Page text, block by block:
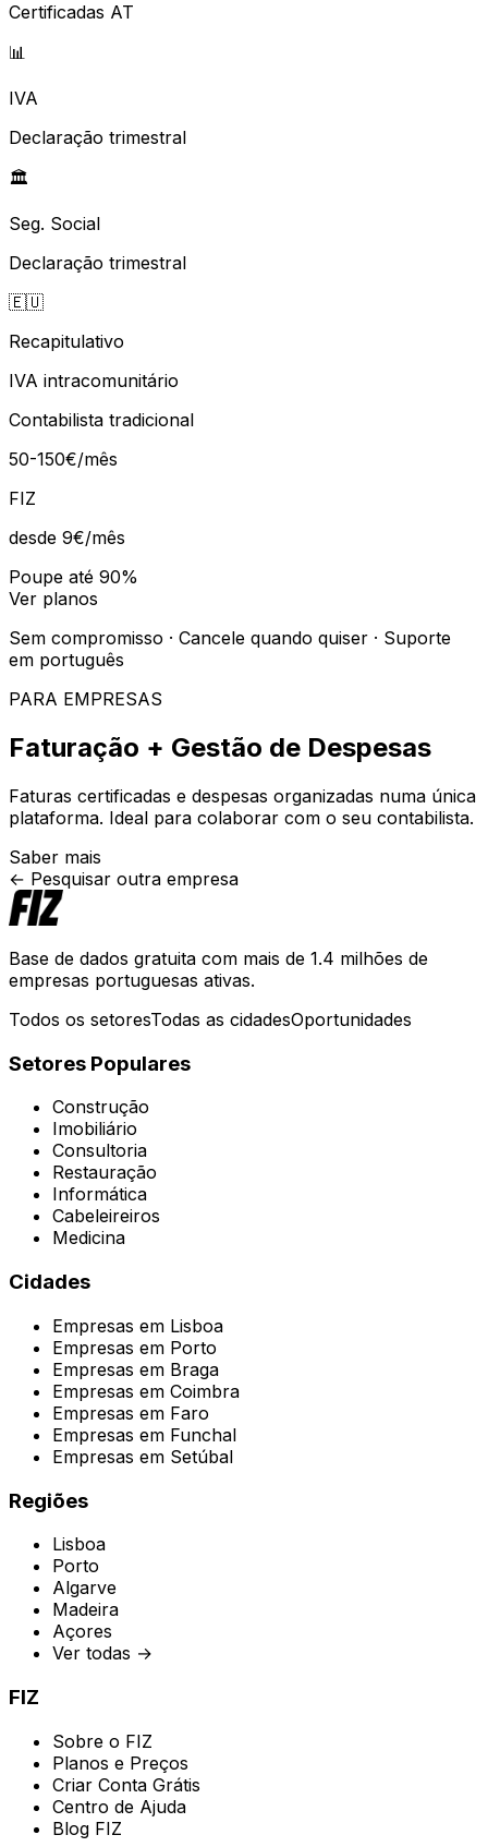
Certificadas AT
📊
IVA
Declaração trimestral
🏛️
Seg. Social
Declaração trimestral
🇪🇺
Recapitulativo
IVA intracomunitário
Contabilista tradicional
50-150€/mês
FIZ
desde 9€/mês
Poupe até 90%
Ver planos
Sem compromisso · Cancele quando quiser · Suporte
em português
PARA EMPRESAS
Faturação + Gestão de Despesas
Faturas certificadas e despesas organizadas numa única
plataforma. Ideal para colaborar com o seu contabilista.
Saber mais
← Pesquisar outra empresa
Base de dados gratuita com mais de 1.4 milhões de
empresas portuguesas ativas.
Todos os setoresTodas as cidadesOportunidades
Setores Populares
Construção
Imobiliário
Consultoria
Restauração
Informática
Cabeleireiros
Medicina
Cidades
Empresas em Lisboa
Empresas em Porto
Empresas em Braga
Empresas em Coimbra
Empresas em Faro
Empresas em Funchal
Empresas em Setúbal
Regiões
Lisboa
Porto
Algarve
Madeira
Açores
Ver todas →
FIZ
Sobre o FIZ
Planos e Preços
Criar Conta Grátis
Centro de Ajuda
Blog FIZ